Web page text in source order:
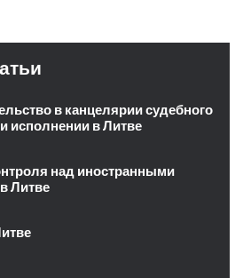
в канцелярии судебного
исполнении в Литве
над иностранными
Литве